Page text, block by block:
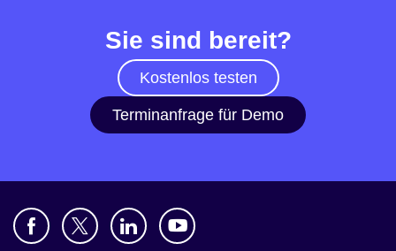
Sie sind bereit?
Kostenlos testen
Terminanfrage für Demo